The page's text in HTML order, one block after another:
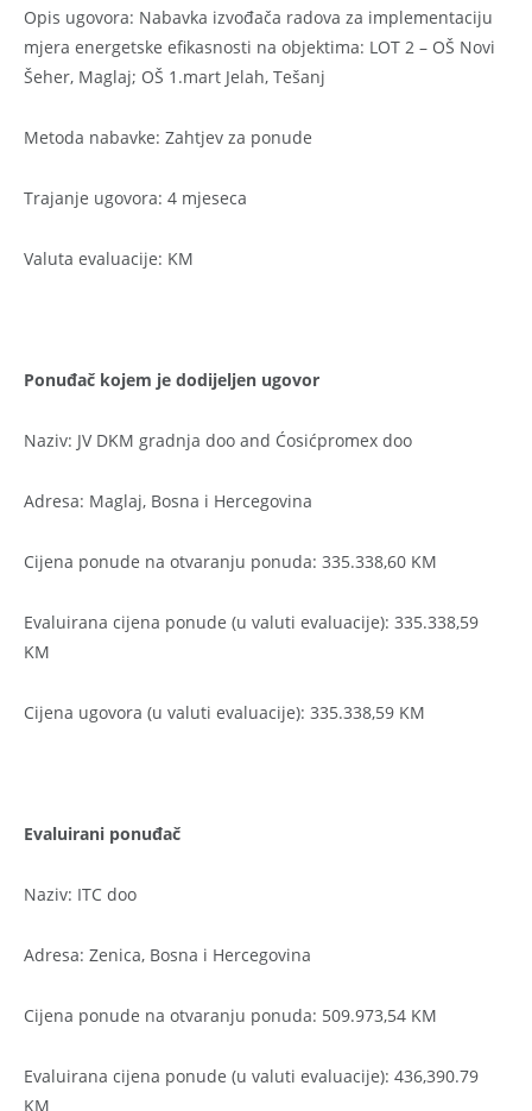
Opis ugovora: Nabavka izvođača radova za implementaciju
mjera energetske efikasnosti na objektima: LOT 2 – OŠ Novi
Šeher, Maglaj; OŠ 1.mart Jelah, Tešanj
Metoda nabavke: Zahtjev za ponude
Trajanje ugovora: 4 mjeseca
Valuta evaluacije: KM
Ponuđač kojem je dodijeljen ugovor
Naziv: JV DKM gradnja doo and Ćosićpromex doo
Adresa: Maglaj, Bosna i Hercegovina
Cijena ponude na otvaranju ponuda: 335.338,60 KM
Evaluirana cijena ponude (u valuti evaluacije): 335.338,59
KM
Cijena ugovora (u valuti evaluacije): 335.338,59 KM
Evaluirani ponuđač
Naziv: ITC doo
Adresa: Zenica, Bosna i Hercegovina
Cijena ponude na otvaranju ponuda: 509.973,54 KM
Evaluirana cijena ponude (u valuti evaluacije): 436,390.79
KM